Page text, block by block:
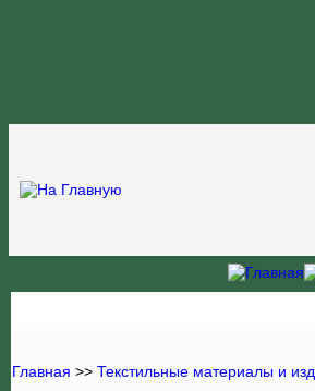
Главная >> Текстильные материалы и